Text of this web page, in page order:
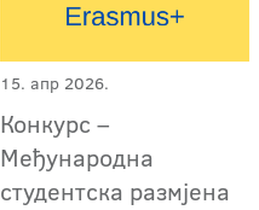
15. апр 2026.
Конкурс –
Међународна
студентска размјена